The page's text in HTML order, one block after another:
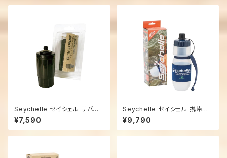
Seychelle セイシェル サバイ
バルプロ 交換用 アドバンス フィ
ルター
¥7,590
Seychelle セイシェル 携帯浄
水ボトルPT スタンダード
¥9,790